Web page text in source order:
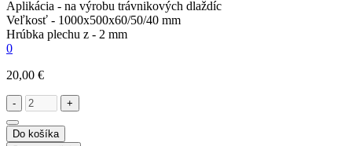
Aplikácia - na výrobu trávnikových dlaždíc
Veľkosť - 1000х500х60/50/40 mm
Hrúbka plechu z - 2 mm
0
20,00 €
- +
Do košíka